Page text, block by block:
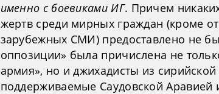
именно с боевиками ИГ. Причем
жертв среди мирных граждан (кроме
зарубежных СМИ) предоставлено не
оппозиции» была причислена не
армия», но и джихадисты из
поддерживаемые Саудовской Аравией